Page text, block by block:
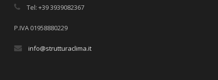
Tel: +39 3939082367
P.IVA 01958880229
info@strutturaclima.it